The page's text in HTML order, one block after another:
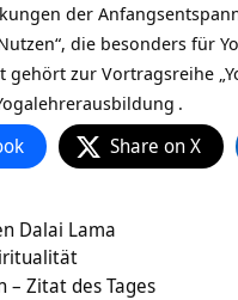
der
die besonders für
gehört zur Vortragsreihe „
.
Share on X
Dalai Lama
– Zitat des Tages